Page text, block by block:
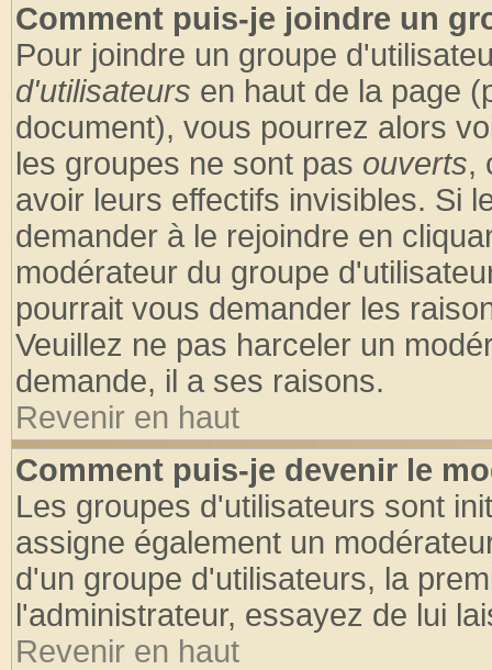
Comment puis-je joindre un
Pour joindre un groupe
d'utilisateurs en haut de la page
document), vous pourrez alors
les groupes ne sont pas ouverts,
avoir leurs effectifs invisibles. Si
demander à le rejoindre en
modérateur du groupe
pourrait vous demander les
Veuillez ne pas harceler un
demande, il a ses raisons.
Revenir en haut
Comment puis-je devenir le
Les groupes d'utilisateurs sont
assigne également un
d'un groupe d'utilisateurs, la
l'administrateur, essayez de lui
Revenir en haut